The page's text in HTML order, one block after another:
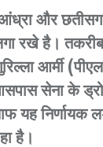
और
रखे है।
आर्मी
सेना के
यह
है।